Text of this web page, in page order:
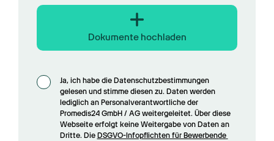
Dokumente hochladen
Ja, ich habe die Datenschutzbestimmungen
gelesen und stimme diesen zu. Daten werden
lediglich an Personalverantwortliche der
Promedis24 GmbH / AG weitergeleitet. Über diese
Webseite erfolgt keine Weitergabe von Daten an
Dritte. Die DSGVO-Infopflichten für Bewerbende